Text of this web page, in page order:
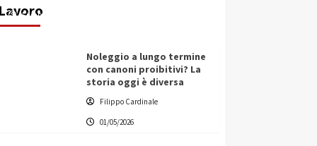
LavoroFilippo Cardinale
Noleggio a lungo termine
con canoni proibitivi? La
storia oggi è diversa
Filippo Cardinale
01/05/2026